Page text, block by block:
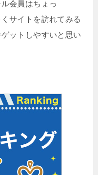
会員はちょっ
サイトを訪れてみる
ットしやすいと思い